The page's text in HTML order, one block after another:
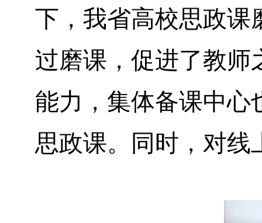
下，我省高校思政课
过磨课，促进了教师
能力，集体备课中心
思政课。同时，对线